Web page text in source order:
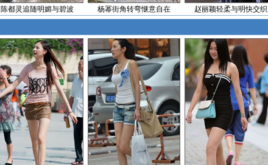
陈都灵追随明媚与碧波 杨幂街角转弯惬意自在 赵丽颖轻柔与明快交织